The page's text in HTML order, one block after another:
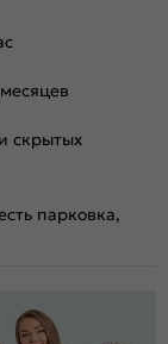
скрытых
парковка,